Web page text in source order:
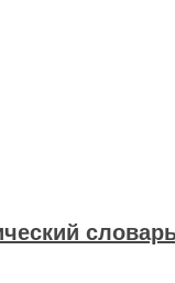
словарь